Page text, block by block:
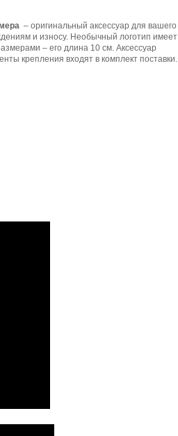
– оригинальный аксессуар для вашего
и износу. Необычный логотип имеет
– его длина 10 см. Аксессуар
крепления входят в комплект поставки.